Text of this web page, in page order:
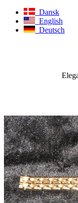
Dansk
English
Deutsch